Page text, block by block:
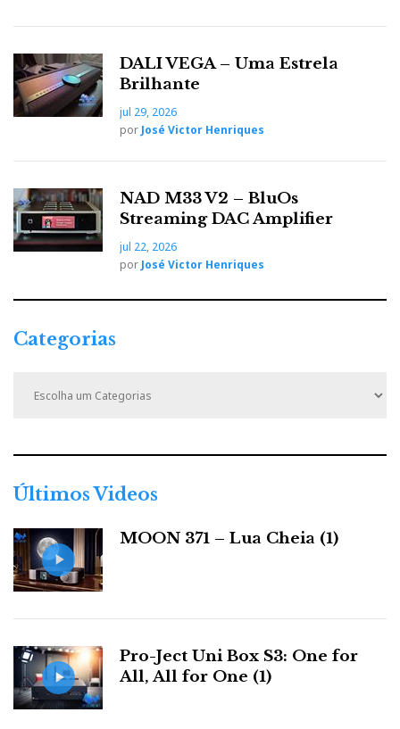
DALI VEGA – Uma Estrela
Brilhante
jul 29, 2026
por José Victor Henriques
NAD M33 V2 – BluOs
Streaming DAC Amplifier
jul 22, 2026
por José Victor Henriques
Categorias
r
s
Últimos Videos
MOON 371 – Lua Cheia (1)
Pro-Ject Uni Box S3: One for
All, All for One (1)